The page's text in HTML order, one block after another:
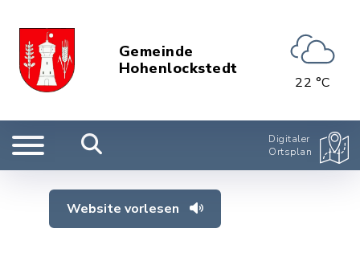
Gemeinde
Hohenlockstedt
22 °C
Digitaler
Ortsplan
Website vorlesen